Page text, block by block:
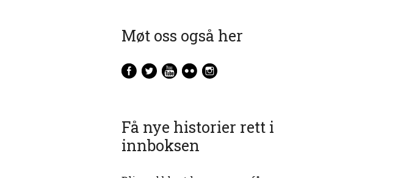
Møt oss også her
Få nye historier rett i
innboksen